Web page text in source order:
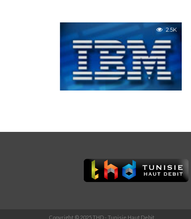
2.5K
Copyright © 2025 THD - Tunisie Haut Debit.